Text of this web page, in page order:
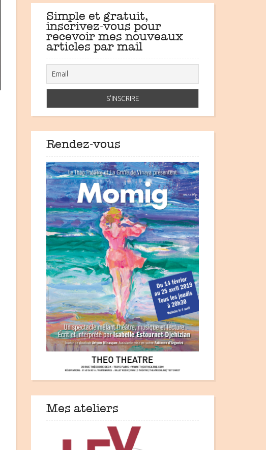
Simple et gratuit,
inscrivez-vous pour
recevoir mes nouveaux
articles par mail
Rendez-vous
Mes ateliers